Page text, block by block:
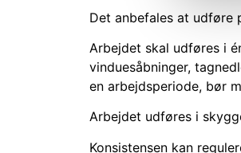
Det anbefales at udføre
Arbejdet skal udføres i
vinduesåbninger,
en arbejdsperiode, bør
Arbejdet udføres i
Konsistensen kan